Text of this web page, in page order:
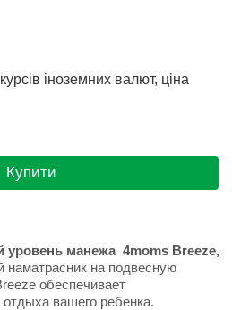
іноземних валют, ціна
Купити
уровень манежа 4moms Breeze,
наматрасник на подвесную
обеспечивает
вашего ребенка.